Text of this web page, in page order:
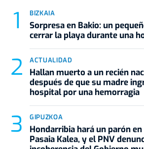
BIZKAIA
Sorpresa en Bakio: un
cerrar la playa durante una
ACTUALIDAD
Hallan muerto a un recién
después de que su madre
hospital por una hemorragia
GIPUZKOA
Hondarribia hará un parón
Pasaia Kalea, y el PNV